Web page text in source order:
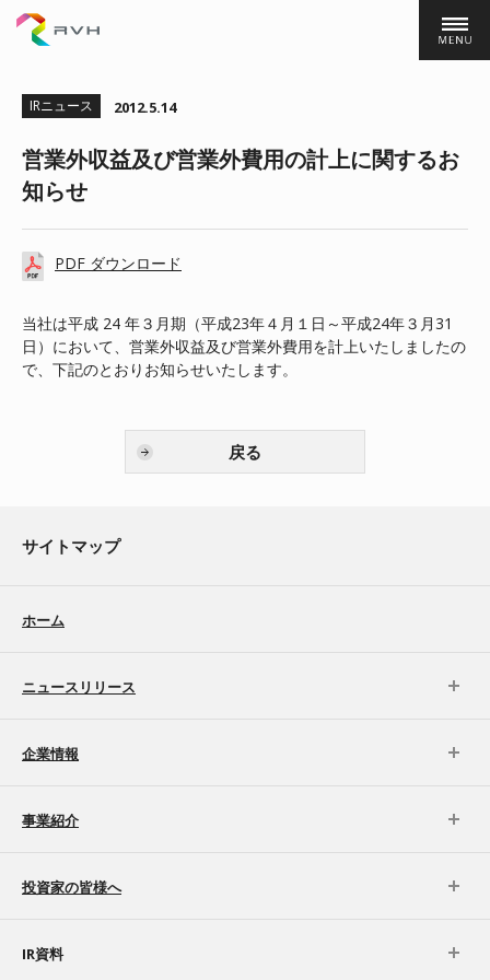
IRニュース 2012.5.14
営業外収益及び営業外費用の計上に関するお
知らせ
PDF ダウンロード
当社は平成 24 年３月期（平成23年４月１日～平成24年３月31
日）において、営業外収益及び営業外費用を計上いたしましたの
で、下記のとおりお知らせいたします。
戻る
サイトマップ
ホーム
ニュースリリース
企業情報
事業紹介
投資家の皆様へ
IR資料